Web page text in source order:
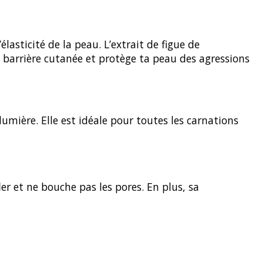
de la peau. L’extrait de figue de
cutanée et protège ta peau des agressions
Elle est idéale pour toutes les carnations
et ne bouche pas les pores. En plus, sa